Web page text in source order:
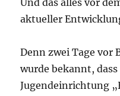
Und das alles vor
aktueller
Denn zwei Tage vor
wurde bekannt,
Jugendeinrichtung